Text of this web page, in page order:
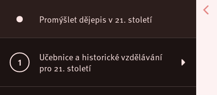
Promýšlet dějepis v 21. století
Učebnice a historické vzdělávání
pro 21. století